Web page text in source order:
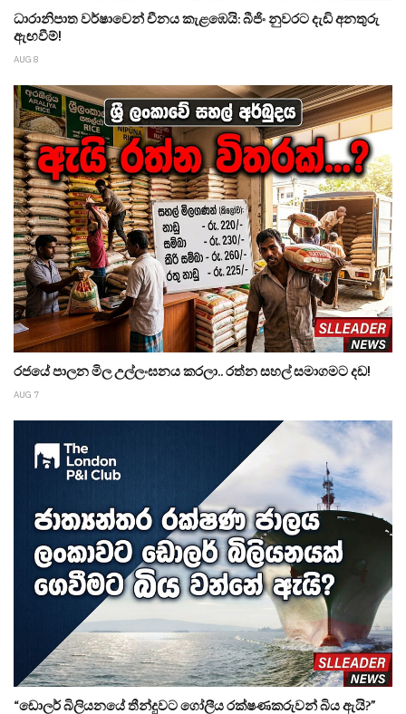
ධාරානිපාත වර්ෂාවෙන් චීනය කැළඹෙයි: බීජිං නුවරට දැඩි අනතුරු
ඇඟවීම්!
AUG 8
රජයේ පාලන මිල උල්ලංඝනය කරලා.. රත්න සහල් සමාගමට දඩ!
AUG 7
“ඩොලර් බිලියනයේ තීන්දුවට ගෝලීය රක්ෂණකරුවන් බිය ඇයි?”